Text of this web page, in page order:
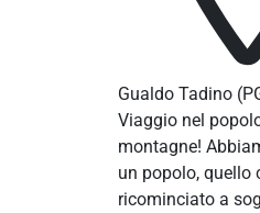
Gualdo Tadino
Viaggio nel
montagne!
un popolo, quello
ricominciato a